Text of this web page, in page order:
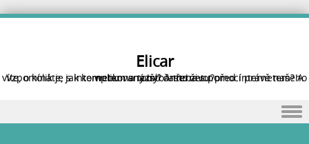
Elicar
Vzpomínáte, jak komplikovaný byl často život před internetem? A víte, o kolik je s internetem snazší? A třeba s pomocí právě našeho webu na tomto internetu?